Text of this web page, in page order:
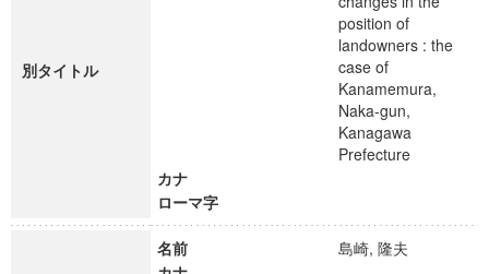
別タイトル
position of
landowners : the
case of
Kanamemura,
Naka-gun,
Kanagawa
Prefecture
カナ
ローマ字
名前
島崎, 隆夫